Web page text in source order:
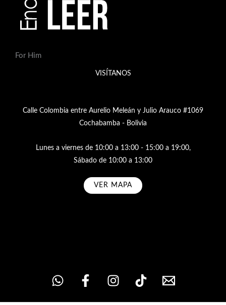
For Him
VISÍTANOS
Calle Colombia entre Aurelio Meleán y Julio Arauco #1069
Cochabamba - Bolivia
Lunes a viernes de 10:00 a 13:00 - 15:00 a 19:00,
Sábado de 10:00 a 13:00
VER MAPA